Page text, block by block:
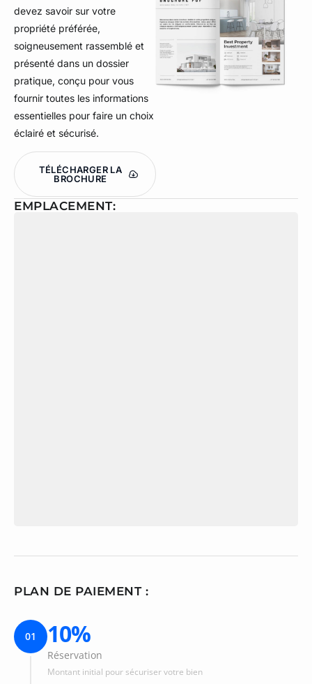
devez savoir sur votre
propriété préférée,
soigneusement rassemblé et
présenté dans un dossier
pratique, conçu pour vous
fournir toutes les informations
essentielles pour faire un choix
éclairé et sécurisé.
TÉLÉCHARGER LA
BROCHURE
EMPLACEMENT:
PLAN DE PAIEMENT :
01 10%
Réservation
Montant initial pour sécuriser votre bien